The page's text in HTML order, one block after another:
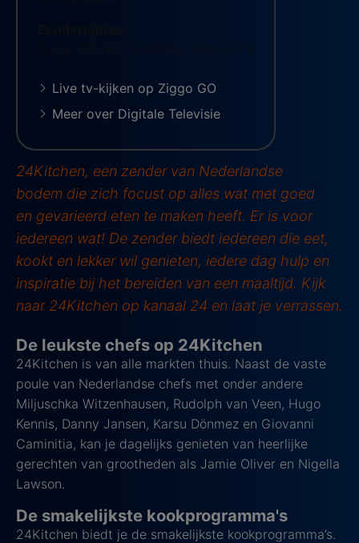
24Kitchen, een zender van Nederlandse
bodem die zich focust op alles wat met goed
en gevarieerd eten te maken heeft. Er is voor
iedereen wat! De zender biedt iedereen die eet,
kookt en lekker wil genieten, iedere dag hulp en
inspiratie bij het bereiden van een maaltijd. Kijk
naar 24Kitchen op kanaal 24 en laat je verrassen.
De leukste chefs op 24Kitchen
24Kitchen is van alle markten thuis. Naast de vaste
poule van Nederlandse chefs met onder andere
Miljuschka Witzenhausen, Rudolph van Veen, Hugo
Kennis, Danny Jansen, Karsu Dönmez en Giovanni
Caminitia, kan je dagelijks genieten van heerlijke
gerechten van grootheden als Jamie Oliver en Nigella
Lawson.
De smakelijkste kookprogramma's
24Kitchen biedt je de smakelijkste kookprogramma’s.
Live tv-kijken op Ziggo GO
Meer over Digitale Televisie